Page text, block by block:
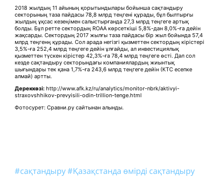
2018 жылдың 11 айының қорытындылары бойынша сақтандыру
секторының таза пайдасы 78,8 млрд теңгені құрады, бұл былтырғы
жылдың ұқсас кезеңімен салыстырғанда 27,3 млрд теңгеге артық
болды. Бұл ретте сектордың ROAA көрсеткіші 5,8%-дан 8,0%-ға дейін
жақсарды. Сектордың 2017 жылғы таза пайдасы бір жыл бойында 57,4
млрд теңгенң құрады. Сол арада негізгі қызметтен сектордың кірістері
3,5%-ға 252,4 млрд теңгеге дейін ұлғайды, ал инвестициялық
қызметтен түскен кірістер 42,3%-ға 78,4 млрд теңгеге өсті. Дәл сол
кезде сақтандыру секторындағы компаниялардың жиынтық
шығындары тек қана 1,7%-ға 243,6 млрд теңгеге дейін (КТС есепке
алмай) артты.
Дереккөзі: http://www.afk.kz/ru/analytics/monitor-nbrk/aktivyi-
straxovshhikov-prevyisili-odin-trillion-tenge.html
Фотосурет: Сравни.ру сайтынан алынды.
#сақтандыру#Қазақстанда өмірді сақтандыру